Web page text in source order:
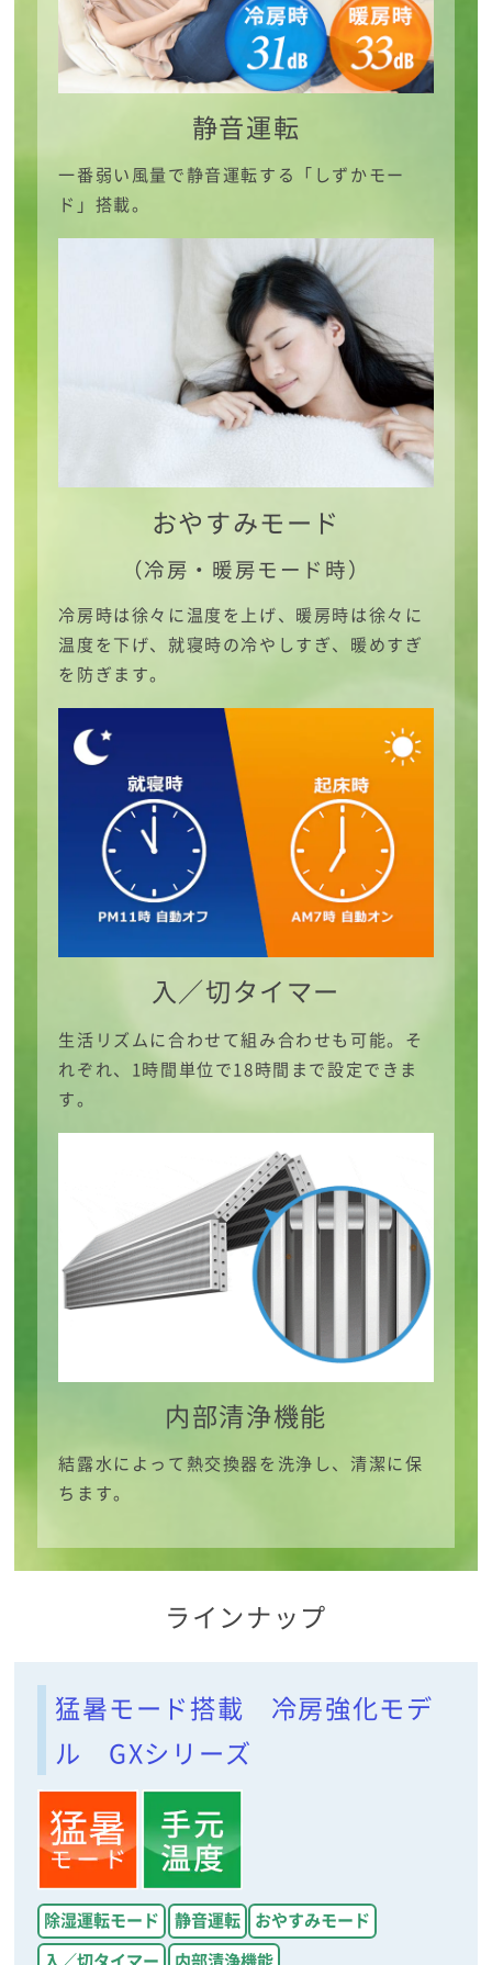
静音運転
一番弱い風量で静音運転する「しずかモー
ド」搭載。
おやすみモード
（冷房・暖房モード時）
冷房時は徐々に温度を上げ、暖房時は徐々に
温度を下げ、就寝時の冷やしすぎ、暖めすぎ
を防ぎます。
入／切タイマー
生活リズムに合わせて組み合わせも可能。そ
れぞれ、1時間単位で18時間まで設定できま
す。
内部清浄機能
結露水によって熱交換器を洗浄し、清潔に保
ちます。
ラインナップ
猛暑モード搭載 冷房強化モデ
ル GXシリーズ
除湿運転モード 静音運転
おやすみモード